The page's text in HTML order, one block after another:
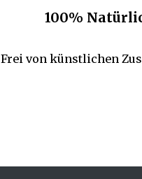
100%
Frei von künstlichen